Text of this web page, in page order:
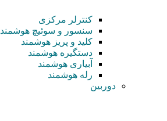
کنترلر مرکزی
سنسور و سوئیچ هوشمند
کلید و پریز هوشمند
دستگیره هوشمند
آبیاری هوشمند
رله هوشمند
دوربین